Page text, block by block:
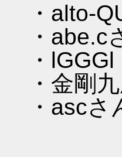
・alto-
・abe.c
・
・金剛
・asc